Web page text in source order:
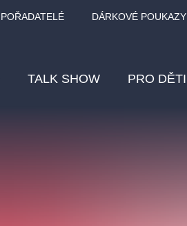
POŘADATELÉ DÁRKOVÉ POUKAZY
TALK SHOW PRO DĚTI